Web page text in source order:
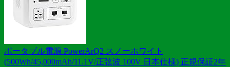
ポータブル電源 PowerArQ2 スノーホワイト
(500Wh/45,000mAh/11.1V/正弦波 100V 日本仕様) 正規保証2年